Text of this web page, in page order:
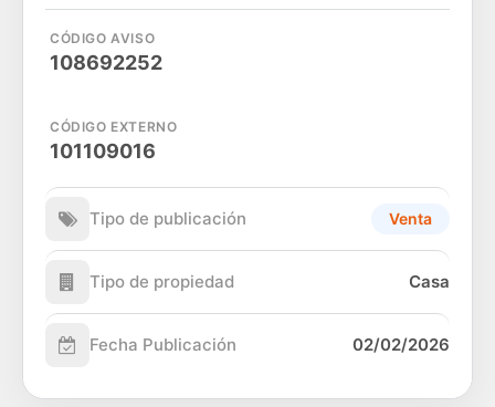
CÓDIGO AVISO
108692252
CÓDIGO EXTERNO
101109016
Tipo de publicación Venta
Tipo de propiedad Casa
Fecha Publicación 02/02/2026